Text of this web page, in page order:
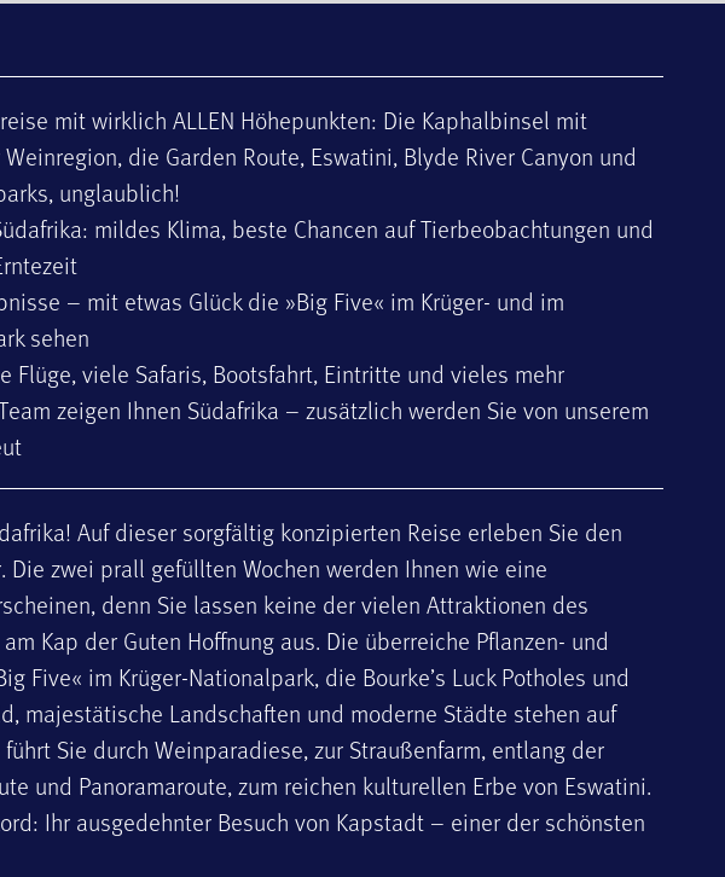
mit wirklich ALLEN Höhepunkten: Die Kaphalbinsel mit
die Garden Route, Eswatini, Blyde River Canyon und
unglaublich!
mildes Klima, beste Chancen auf Tierbeobachtungen und
– mit etwas Glück die »Big Five« im Krüger- und im
sehen
Flüge, viele Safaris, Bootsfahrt, Eintritte und vieles mehr
zeigen Ihnen Südafrika – zusätzlich werden Sie von unserem
Auf dieser sorgfältig konzipierten Reise erleben Sie den
Die zwei prall gefüllten Wochen werden Ihnen wie eine
denn Sie lassen keine der vielen Attraktionen des
Kap der Guten Hoffnung aus. Die überreiche Pflanzen- und
Five« im Krüger-Nationalpark, die Bourke’s Luck Potholes und
majestätische Landschaften und moderne Städte stehen auf
Sie durch Weinparadiese, zur Straußenfarm, entlang der
und Panorama­route, zum reichen kulturellen Erbe von Eswatini.
Ihr ausgedehnter Besuch von Kapstadt – einer der schönsten